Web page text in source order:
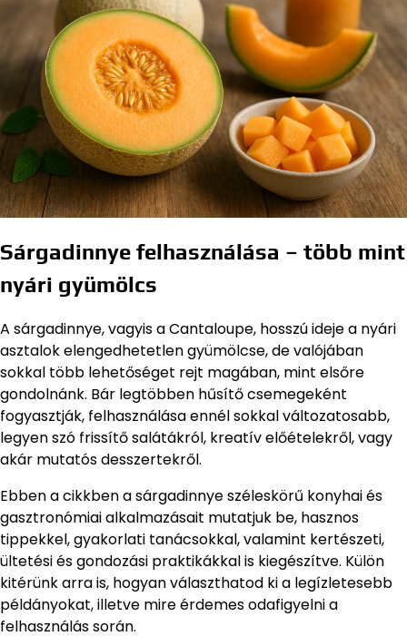
Sárgadinnye felhasználása – több mint
nyári gyümölcs
A sárgadinnye, vagyis a Cantaloupe, hosszú ideje a nyári
asztalok elengedhetetlen gyümölcse, de valójában
sokkal több lehetőséget rejt magában, mint elsőre
gondolnánk. Bár legtöbben hűsítő csemegeként
fogyasztják, felhasználása ennél sokkal változatosabb,
legyen szó frissítő salátákról, kreatív előételekről, vagy
akár mutatós desszertekről.
Ebben a cikkben a sárgadinnye széleskörű konyhai és
gasztronómiai alkalmazásait mutatjuk be, hasznos
tippekkel, gyakorlati tanácsokkal, valamint kertészeti,
ültetési és gondozási praktikákkal is kiegészítve. Külön
kitérünk arra is, hogyan választhatod ki a legízletesebb
példányokat, illetve mire érdemes odafigyelni a
felhasználás során.